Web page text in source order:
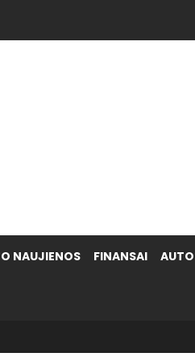
NAUJIENOS FINANSAI AUTO